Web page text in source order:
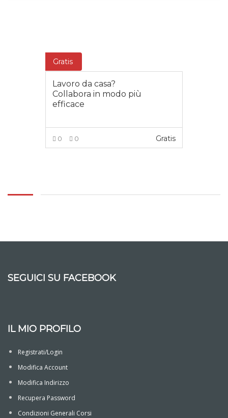
Gratis
Lavoro da casa?
Collabora in modo più
efficace
0 0 Gratis
SEGUICI SU FACEBOOK
IL MIO PROFILO
Registrati/Login
Modifica Account
Modifica Indirizzo
Recupera Password
Condizioni Generali Corsi